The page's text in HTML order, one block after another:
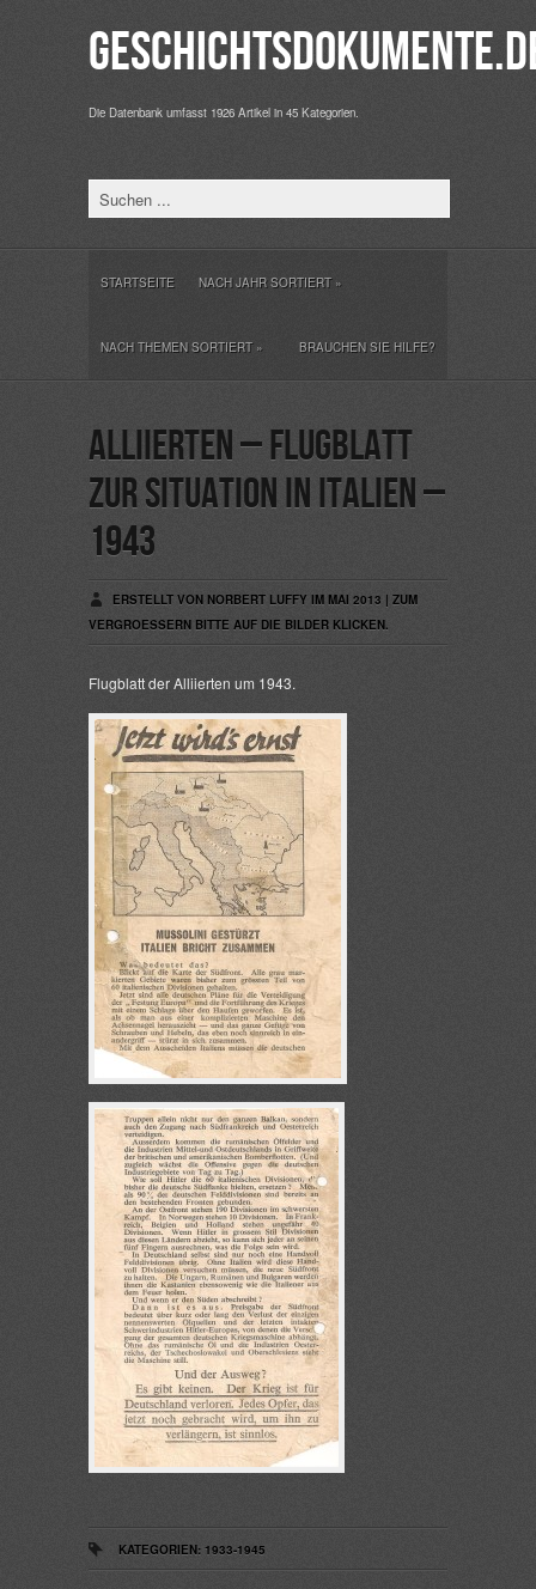
Die Datenbank umfasst 1926 Artikel in 45 Kategorien.
STARTSEITE NACH JAHR SORTIERT»
NACH THEMEN SORTIERT» BRAUCHEN SIE HILFE?
Alliierten – Flugblatt
zur Situation in Italien –
1943
ERSTELLT VON NORBERT LUFFY IM MAI 2013 | ZUM
VERGROESSERN BITTE AUF DIE BILDER KLICKEN.
Flugblatt der Alliierten um 1943.
KATEGORIEN: 1933-1945